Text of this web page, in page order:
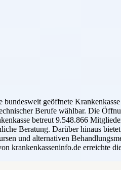
bundesweit geöffnete
Berufe wählbar. Die
betreut 9.548.866
Beratung. Darüber hinaus
und alternativen
krankenkasseninfo.de erreichte